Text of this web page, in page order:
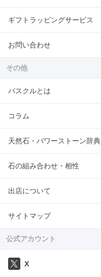
ギフトラッピングサービス
お問い合わせ
その他
パスクルとは
コラム
天然石・パワーストーン辞典
石の組み合わせ・相性
出店について
サイトマップ
公式アカウント
X